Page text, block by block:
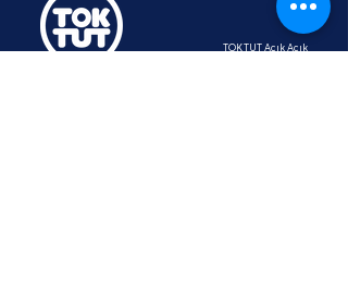
TOKTUT Açık Açık